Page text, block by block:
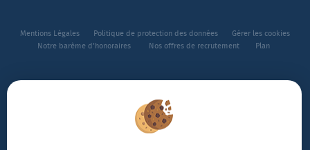
Mentions Légales Politique de protection des données
Gérer les cookies
Notre barème d'honoraires
Nos offres de recrutement Plan